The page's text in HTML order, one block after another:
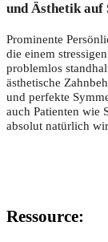
und Ästhetik
Prominente
die einem
problemlos
ästhetische
und perfekte
auch Patienten wie
absolut natürlich
Ressource: